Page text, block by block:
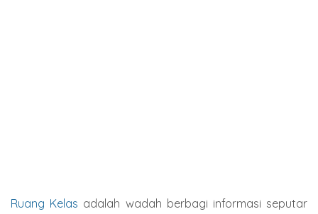
Ruang Kelas adalah wadah berbagi informasi seputar